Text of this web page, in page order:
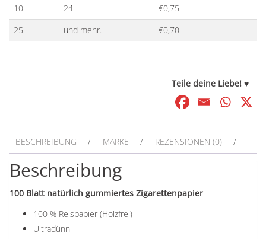
10
24 €0,75
25
und mehr. €0,70
Teile deine Liebe! ♥
BESCHREIBUNG MARKE REZENSIONEN (0)
Beschreibung
100 Blatt natürlich gummiertes Zigarettenpapier
100 % Reispapier (Holzfrei)
Ultradünn